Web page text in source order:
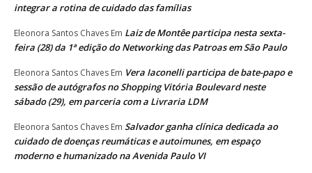
integrar a rotina de cuidado das famílias
Eleonora Santos Chaves Em Laiz de Montêe participa nesta sexta-
feira (28) da 1ª edição do Networking das Patroas em São Paulo
Eleonora Santos Chaves Em Vera Iaconelli participa de bate-papo e
sessão de autógrafos no Shopping Vitória Boulevard neste
sábado (29), em parceria com a Livraria LDM
Eleonora Santos Chaves Em Salvador ganha clínica dedicada ao
cuidado de doenças reumáticas e autoimunes, em espaço
moderno e humanizado na Avenida Paulo VI